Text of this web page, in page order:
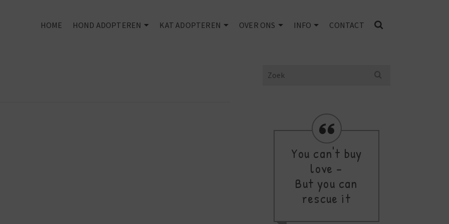
HOME HOND ADOPTEREN KAT ADOPTEREN OVER ONS INFO CONTACT
Search
You can't buy
love -
But you can
rescue it